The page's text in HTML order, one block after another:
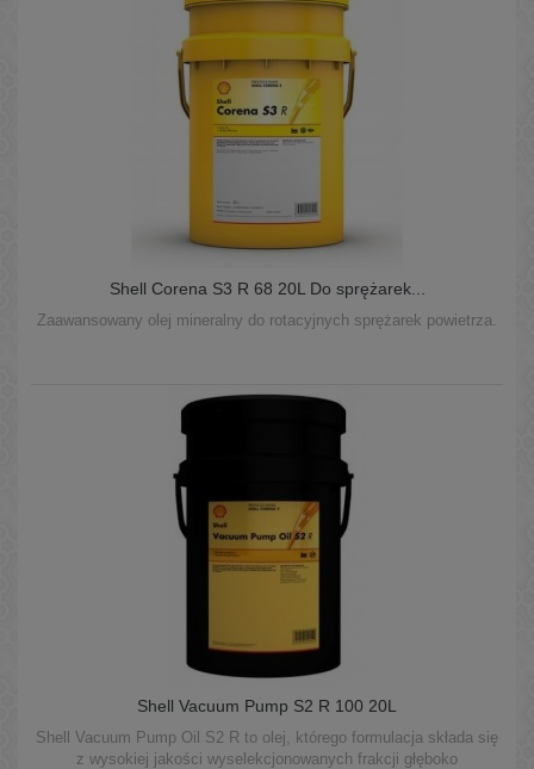
Shell Corena S3 R 68 20L Do sprężarek...
Zaawansowany olej mineralny do rotacyjnych sprężarek powietrza.
Shell Vacuum Pump S2 R 100 20L
Shell Vacuum Pump Oil S2 R to olej, którego formulacja składa się
z wysokiej jakości wyselekcjonowanych frakcji głęboko